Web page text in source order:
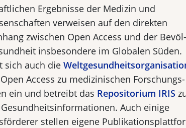
Ergebnisse der Medizin und
ver­weisen auf den direkten
zwischen Open Access und der Bevöl­
insbesondere im Globalen Süden.
sich auch die
Access zu medizinischen Forschungs­
ein und betreibt das Repositorium IRIS
Auch einige
stellen eigene